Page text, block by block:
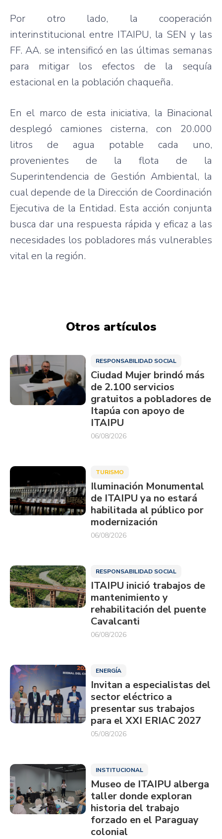
Por otro lado, la cooperación
interinstitucional entre ITAIPU, la SEN y las
FF. AA. se intensificó en las últimas semanas
para mitigar los efectos de la sequía
estacional en la población chaqueña.
En el marco de esta iniciativa, la Binacional
desplegó camiones cisterna, con 20.000
litros de agua potable cada uno,
provenientes de la flota de la
Superintendencia de Gestión Ambiental, la
cual depende de la Dirección de Coordinación
Ejecutiva de la Entidad. Esta acción conjunta
busca dar una respuesta rápida y eficaz a las
necesidades los pobladores más vulnerables
vital en la región.
Otros artículos
RESPONSABILIDAD SOCIAL
Ciudad Mujer brindó más
de 2.100 servicios
gratuitos a pobladores de
Itapúa con apoyo de
ITAIPU
06/08/2026
TURISMO
Iluminación Monumental
de ITAIPU ya no estará
habilitada al público por
modernización
06/08/2026
RESPONSABILIDAD SOCIAL
ITAIPU inició trabajos de
mantenimiento y
rehabilitación del puente
Cavalcanti
06/08/2026
ENERGÍA
Invitan a especialistas del
sector eléctrico a
presentar sus trabajos
para el XXI ERIAC 2027
05/08/2026
INSTITUCIONAL
Museo de ITAIPU alberga
taller donde exploran
historia del trabajo
forzado en el Paraguay
colonial